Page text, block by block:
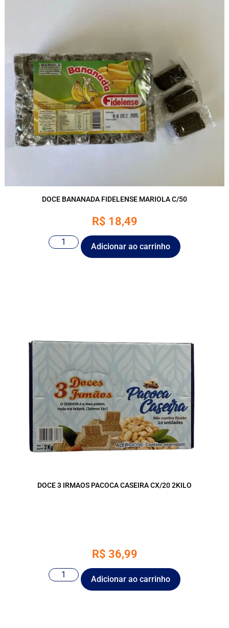
DOCE BANANADA FIDELENSE MARIOLA C/50
R$ 18,49
Adicionar ao carrinho
DOCE 3 IRMAOS PACOCA CASEIRA CX/20 2KILO
R$ 36,99
Adicionar ao carrinho